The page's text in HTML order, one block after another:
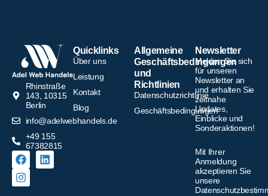
Rhinstraße
143, 10315
Berlin
info@adelwebhandels.de
+49 155
67382815
Quicklinks
Über uns
Leistung
Kontakt
Blog
Allgemeine
Geschäftsbedingungen
und
Richtlinien
Datenschutzrichtlinie
Geschäftsbedingungen
Newsletter
Melden Sie sich
für unseren
Newsletter an
und erhalten Sie
zeitnahe
Updates,
Einblicke und
Sonderaktionen!
Mit Ihrer
Anmeldung
akzeptieren Sie
unsere